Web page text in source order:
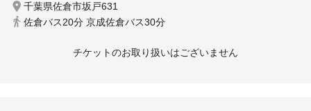
千葉県佐倉市坂戸631
佐倉バス20分 京成佐倉バス30分
チケットのお取り扱いはございません